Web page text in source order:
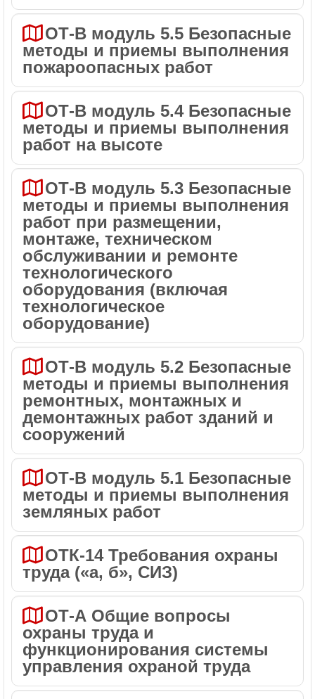
ОТ-В модуль 5.5 Безопасные
методы и приемы выполнения
пожароопасных работ
ОТ-В модуль 5.4 Безопасные
методы и приемы выполнения
работ на высоте
ОТ-В модуль 5.3 Безопасные
методы и приемы выполнения
работ при размещении,
монтаже, техническом
обслуживании и ремонте
технологического
оборудования (включая
технологическое
оборудование)
ОТ-В модуль 5.2 Безопасные
методы и приемы выполнения
ремонтных, монтажных и
демонтажных работ зданий и
сооружений
ОТ-В модуль 5.1 Безопасные
методы и приемы выполнения
земляных работ
ОТК-14 Требования охраны
труда («а, б», СИЗ)
ОТ-А Общие вопросы
охраны труда и
функционирования системы
управления охраной труда